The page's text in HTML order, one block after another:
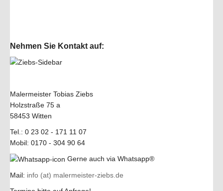
Nehmen Sie Kontakt auf:
Malermeister Tobias Ziebs
Holzstraße 75 a
58453 Witten
Tel.: 0 23 02 - 171 11 07
Mobil: 0170 - 304 90 64
Gerne auch via Whatsapp®
Mail: info (at) malermeister-ziebs.de